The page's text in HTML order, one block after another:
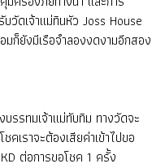
บวัดเจ้าแม่ทินหัว Joss House
ก็ยังมีเรือจำลองงดงามอีกสอง
รรทมเจ้าแม่ทับทิม ทางวัดจะ
คเราจะต้องเสียค่าเข้าไปขอ
ต่อการขอโชค 1 ครั้ง